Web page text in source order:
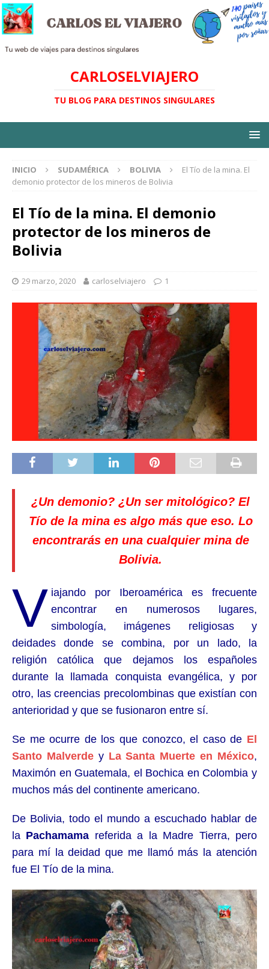
CARLOSELVIAJERO
TU BLOG PARA DESTINOS SINGULARES
INICIO SUDAMÉRICA BOLIVIA
El Tío de la mina. El
demonio protector de los mineros de Bolivia
El Tío de la mina. El demonio
protector de los mineros de
Bolivia
29 marzo, 2020 carloselviajero 1
¿Un demonio? ¿Un ser mitológico? El
Tío de la mina es algo más que eso. Lo
encontrarás en una cualquier mina de
Bolivia.
V iajando por Iberoamérica es frecuente
encontrar en numerosos lugares,
simbología, imágenes religiosas y
deidades donde se combina, por un lado, la
religión católica que dejamos los españoles
durante la llamada conquista evangélica, y por
otro, las creencias precolombinas que existían con
anterioridad y que se fusionaron entre sí.
Se me ocurre de los que conozco, el caso de El
Santo Malverdey La Santa Muerte en México,
Maximón en Guatemala, el Bochica en Colombia y
muchos más del continente americano.
De Bolivia, todo el mundo a escuchado hablar de
la Pachamama referida a la Madre Tierra, pero
para mí la deidad que me llamó más la atención
fue El Tío de la mina.